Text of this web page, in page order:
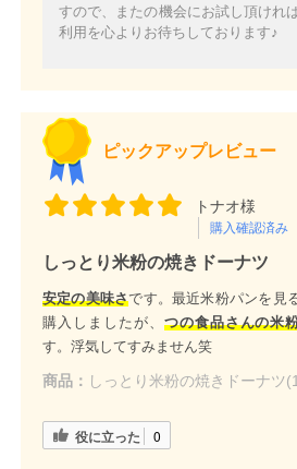
すので、またの機会にお試し頂けれ
利用を心よりお待ちしております♪
ピックアップレビュー
トナオ様
購入確認済み
しっとり米粉の焼きドーナツ
安定の美味さです。最近米粉パンを見
購入しましたが、 つの食品さんの米
す。浮気してすみません笑
商品： しっとり米粉の焼きドーナツ
役に立った 0